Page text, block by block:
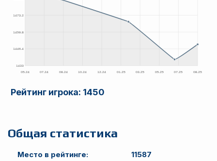
Рейтинг игрока: 1450
Общая статистика
Место в рейтинге: 11587